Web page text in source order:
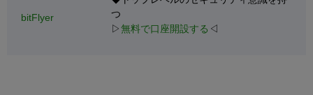
bitFlyer
つ
▷無料で口座開設する ◁